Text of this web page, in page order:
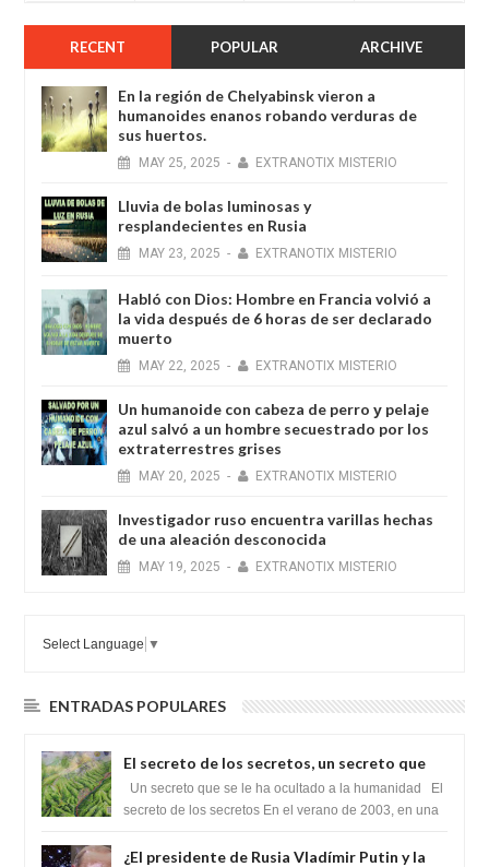
RECENT POPULAR ARCHIVE
En la región de Chelyabinsk vieron a
humanoides enanos robando verduras de
sus huertos.
MAY 25, 2025 - EXTRANOTIX MISTERIO
Lluvia de bolas luminosas y
resplandecientes en Rusia
MAY 23, 2025 - EXTRANOTIX MISTERIO
Habló con Dios: Hombre en Francia volvió a
la vida después de 6 horas de ser declarado
muerto
MAY 22, 2025 - EXTRANOTIX MISTERIO
Un humanoide con cabeza de perro у pelaje
azul salvó a un hombre secuestrado por los
extraterrestres grises
MAY 20, 2025 - EXTRANOTIX MISTERIO
Investigador ruso encuentra varillas hechas
de una aleación desconocida
MAY 19, 2025 - EXTRANOTIX MISTERIO
Select Language ▼
ENTRADAS POPULARES
El secreto de los secretos, un secreto que
cambiaría por completo el destino de la
humanidad
Un secreto que se le ha ocultado a la humanidad El
secreto de los secretos En el verano de 2003, en una
¿El presidente de Rusia Vladímir Putin y la